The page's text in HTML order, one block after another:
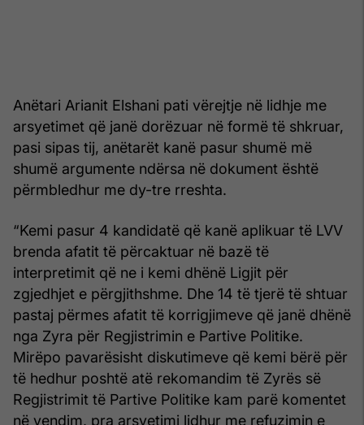
Anëtari Arianit Elshani pati vërejtje në lidhje me
arsyetimet që janë dorëzuar në formë të shkruar,
pasi sipas tij, anëtarët kanë pasur shumë më
shumë argumente ndërsa në dokument është
përmbledhur me dy-tre rreshta.
“Kemi pasur 4 kandidatë që kanë aplikuar të LVV
brenda afatit të përcaktuar në bazë të
interpretimit që ne i kemi dhënë Ligjit për
zgjedhjet e përgjithshme. Dhe 14 të tjerë të shtuar
pastaj përmes afatit të korrigjimeve që janë dhënë
nga Zyra për Regjistrimin e Partive Politike.
Mirëpo pavarësisht diskutimeve që kemi bërë për
të hedhur poshtë atë rekomandim të Zyrës së
Regjistrimit të Partive Politike kam parë komentet
në vendim, pra arsyetimi lidhur me refuzimin e